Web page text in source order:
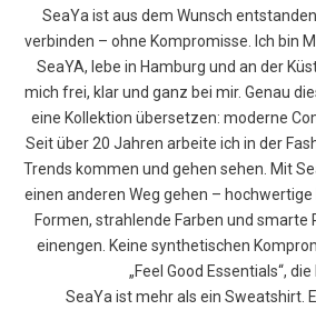
SeaYa ist aus dem Wunsch
verbinden – ohne Kompromisse. Ich bin
SeaYA, lebe in Hamburg und an der
mich frei, klar und ganz bei mir. Genau
eine Kollektion übersetzen: moderne
Seit über 20 Jahren arbeite ich in der
Trends kommen und gehen sehen. Mit
einen anderen Weg gehen –
Formen, strahlende Farben und smarte
einengen. Keine synthetischen
„Feel Good Essentials“, die
SeaYa ist mehr als ein Sweatshirt.